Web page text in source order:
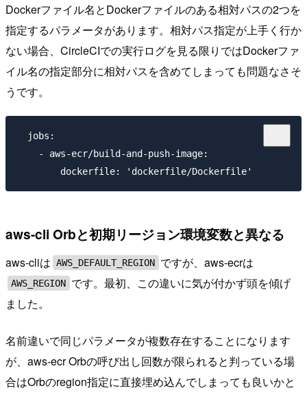
Dockerファイル名とDockerファイルのある相対パスの2つを
指定するパラメータがあります。相対パス指定が上手く行か
ない場合、CircleCIでの実行ログを見る限りではDockerファ
イル名の指定部分に相対パスを含めてしまっても問題なさそ
うです。
  jobs:
    - aws-ecr/build-and-push-image:
aws-cli Orbと初期リージョン環境変数と異なる
aws-cliは AWS_DEFAULT_REGION ですが、aws-ecrは
AWS_REGION です。最初、この違いに気が付かず頭を傾げ
ました。
名前違いで同じパラメータが複数存在することになります
が、aws-ecr Orbの呼び出し回数が限られると判っている場
合はOrbのregion指定に直接埋め込んでしまっても良いかと